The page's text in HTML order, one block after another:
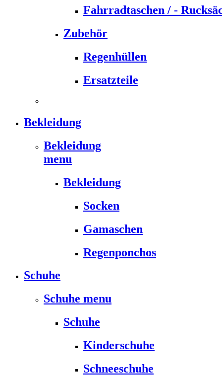
Fahrradtaschen / -
Zubehör
Regenhüllen
Ersatzteile
Bekleidung
Bekleidung
menu
Bekleidung
Socken
Gamaschen
Regenponchos
Schuhe
Schuhe menu
Schuhe
Kinderschuhe
Schneeschuhe